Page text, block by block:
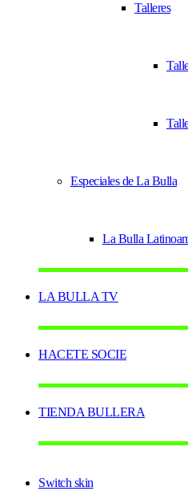
Talleres
Especiales de La Bulla
La Bulla
LA BULLA TV
HACETE SOCIE
TIENDA BULLERA
Switch skin